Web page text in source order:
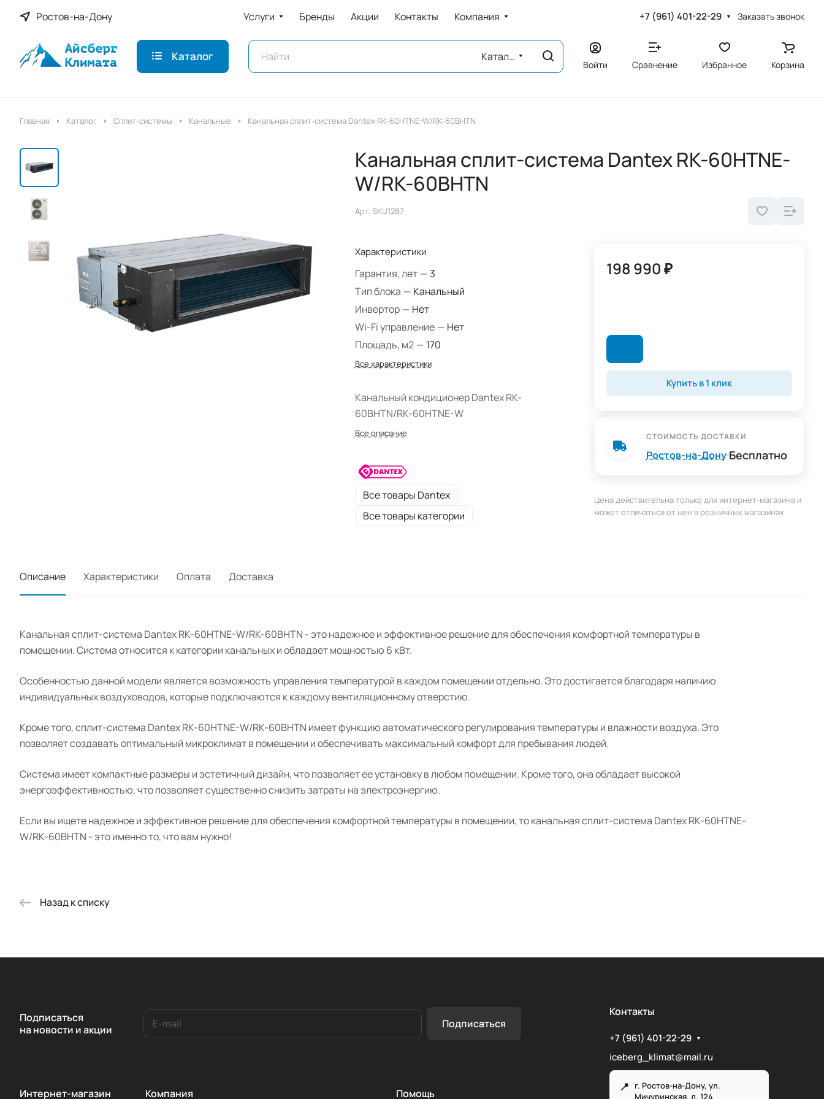
Ростов-на-Дону Услуги Бренды Акции Контакты Компания +7 (961) 401-22-29 Заказать звонок
Каталог Каталог
Войти Сравнение Избранное Корзина
Главная Каталог Сплит-системы Канальные Канальная сплит-система Dantex RK-60HTNE-W/RK-60BHTN
Канальная сплит-система Dantex RK-60HTNE-
W/RK-60BHTN
Арт. SKU1287
Характеристики
Гарантия, лет — 3
Тип блока — Канальный
Инвертор — Нет
Wi-Fi управление — Нет
Площадь, м2 — 170
Все характеристики
Канальный кондиционер Dantex RK-
60BHTN/RK-60HTNE-W
Все описание
Все товары Dantex
Все товары категории
198 990 ₽
Купить в 1 клик
СТОИМОСТЬ ДОСТАВКИ
Ростов-на-ДонуБесплатно
Цена действительна только для интернет-магазина и
может отличаться от цен в розничных магазинах
Описание Характеристики Оплата Доставка
Канальная сплит-система Dantex RK-60HTNE-W/RK-60BHTN - это надежное и эффективное решение для обеспечения комфортной температуры в
помещении. Система относится к категории канальных и обладает мощностью 6 кВт.
Особенностью данной модели является возможность управления температурой в каждом помещении отдельно. Это достигается благодаря наличию
индивидуальных воздуховодов, которые подключаются к каждому вентиляционному отверстию.
Кроме того, сплит-система Dantex RK-60HTNE-W/RK-60BHTN имеет функцию автоматического регулирования температуры и влажности воздуха. Это
позволяет создавать оптимальный микроклимат в помещении и обеспечивать максимальный комфорт для пребывания людей.
Система имеет компактные размеры и эстетичный дизайн, что позволяет ее установку в любом помещении. Кроме того, она обладает высокой
энергоэффективностью, что позволяет существенно снизить затраты на электроэнергию.
Если вы ищете надежное и эффективное решение для обеспечения комфортной температуры в помещении, то канальная сплит-система Dantex RK-60HTNE-
W/RK-60BHTN - это именно то, что вам нужно!
Назад к списку
Подписаться
на новости и акции
Подписаться
Интернет-магазин Компания Помощь
Контакты
+7 (961) 401-22-29
iceberg_klimat@mail.ru
г. Ростов-на-Дону, ул.
Мичуринская, д. 124